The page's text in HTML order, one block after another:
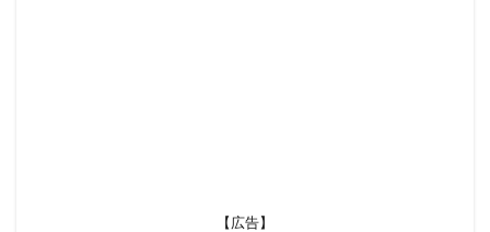
【広告】